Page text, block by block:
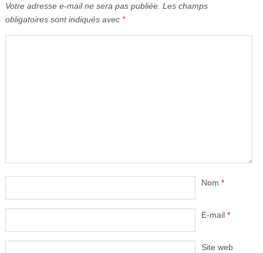
Votre adresse e-mail ne sera pas publiée. Les champs
obligatoires sont indiqués avec *
Nom *
E-mail *
Site web